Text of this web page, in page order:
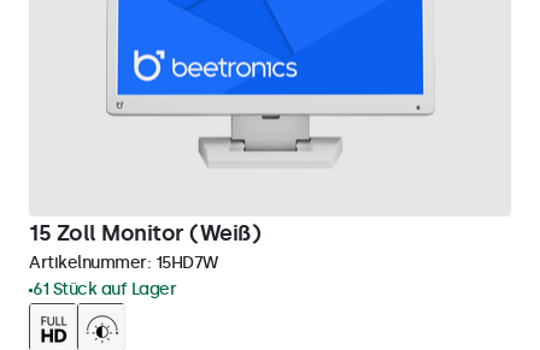
15 Zoll Monitor (Weiß)
Artikelnummer: 15HD7W
61 Stück auf Lager